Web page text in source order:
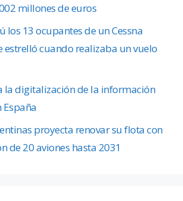
millones de euros
los 13 ocupantes de un Cessna
estrelló cuando realizaba un vuelo
la digitalización de la información
proyecta renovar su flota con
de 20 aviones hasta 2031